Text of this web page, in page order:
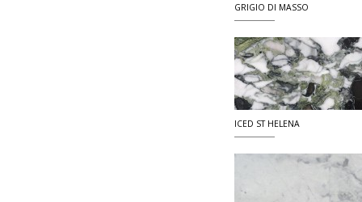
GRIGIO DI MASSO
ICED ST HELENA